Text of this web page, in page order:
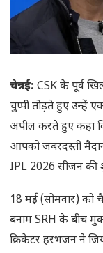
चेन्नई: CSK के पूर्व
चुप्पी तोड़ते हुए उन्हें
अपील करते हुए कहा
आपको जबरदस्ती
IPL 2026 सीजन की
18 मई (सोमवार) को
बनाम SRH के बीच
क्रिकेटर हरभजन ने